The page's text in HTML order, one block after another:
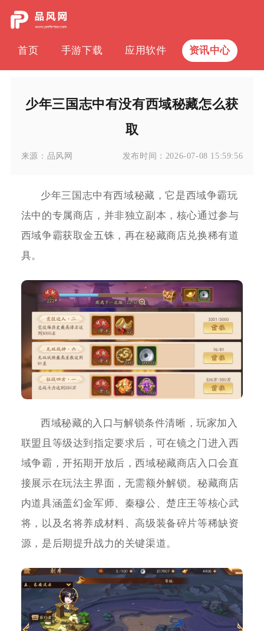
首页 手游下载 应用软件 资讯中心
少年三国志中有没有西域秘藏怎么获
取
来源： 品风网 发布时间： 2026-07-08 15:59:56
少年三国志中有西域秘藏，它是西域争霸玩
法中的专属商店，并非独立副本，核心通过参与
西域争霸获取金五铢，再在秘藏商店兑换稀有道
具。
西域秘藏的入口与解锁条件清晰，玩家加入
联盟且等级达到指定要求后，可在镜之门进入西
域争霸，开拓期开放后，西域秘藏商店入口会直
接展示在玩法主界面，无需额外解锁。秘藏商店
内道具涵盖幻金军师、秦穆公、楚庄王等核心武
将，以及名将养成材料、高级装备碎片等稀缺资
源，是后期提升战力的关键渠道。